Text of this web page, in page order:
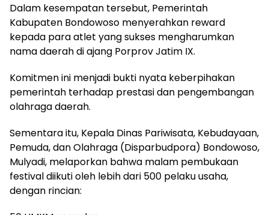
Dalam kesempatan tersebut, Pemerintah
Kabupaten Bondowoso menyerahkan reward
kepada para atlet yang sukses mengharumkan
nama daerah di ajang Porprov Jatim IX.
Komitmen ini menjadi bukti nyata keberpihakan
pemerintah terhadap prestasi dan pengembangan
olahraga daerah.
Sementara itu, Kepala Dinas Pariwisata, Kebudayaan,
Pemuda, dan Olahraga (Disparbudpora) Bondowoso,
Mulyadi, melaporkan bahwa malam pembukaan
festival diikuti oleh lebih dari 500 pelaku usaha,
dengan rincian: